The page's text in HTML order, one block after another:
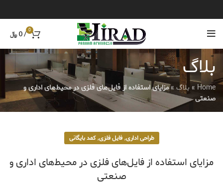
0
/
0 ﷼
بلاگ
Home
» بلاگ »مزایای استفاده از فایل‌های فلزی در محیط‌های اداری و
صنعتی
طراحی اداری,فایل فلزی,کمد بایگانی
مزایای استفاده از فایل‌های فلزی در محیط‌های اداری و
صنعتی